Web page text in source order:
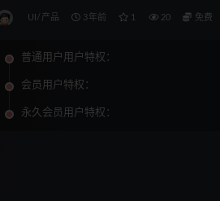
UI/产品 3年前 1 20 免费
普通用户用户特权：
会员用户特权：
永久会员用户特权：